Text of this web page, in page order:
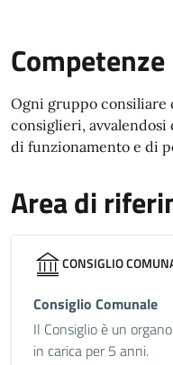
Competenze
Ogni gruppo
consiglieri,
di funzionamento e di
Area di
CONSIGLIO
Consiglio Comunale
Il Consiglio è un
in carica per 5 anni.